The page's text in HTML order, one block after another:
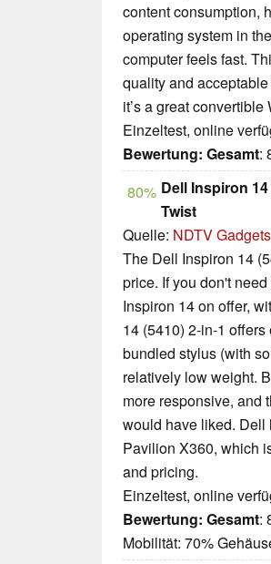
content consumption,
operating system in
computer feels fast.
quality and
it’s a great
Einzeltest, online
Bewertung: Gesamt:
80% Dell Inspiron
Twist
Quelle: NDTV Gadgets
The Dell Inspiron 14
price. If you don't
Inspiron 14 on offer,
14 (5410) 2-in-1
bundled stylus (with
relatively low weight.
more responsive, and
would have liked. Dell
Pavilion X360, which
and pricing.
Einzeltest, online
Bewertung: Gesamt:
Mobilität: 70%